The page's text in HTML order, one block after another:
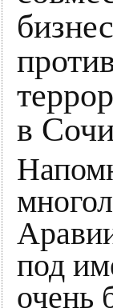
в
под
очень